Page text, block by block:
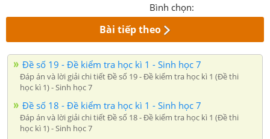
Bình chọn:
Bài tiếp theo
Đề số 19 - Đề kiểm tra học kì 1 - Sinh học 7
Đáp án và lời giải chi tiết Đề số 19 - Đề kiểm tra học kì 1 (Đề thi
học kì 1) - Sinh học 7
Đề số 18 - Đề kiểm tra học kì 1 - Sinh học 7
Đáp án và lời giải chi tiết Đề số 18 - Đề kiểm tra học kì 1 (Đề thi
học kì 1) - Sinh học 7